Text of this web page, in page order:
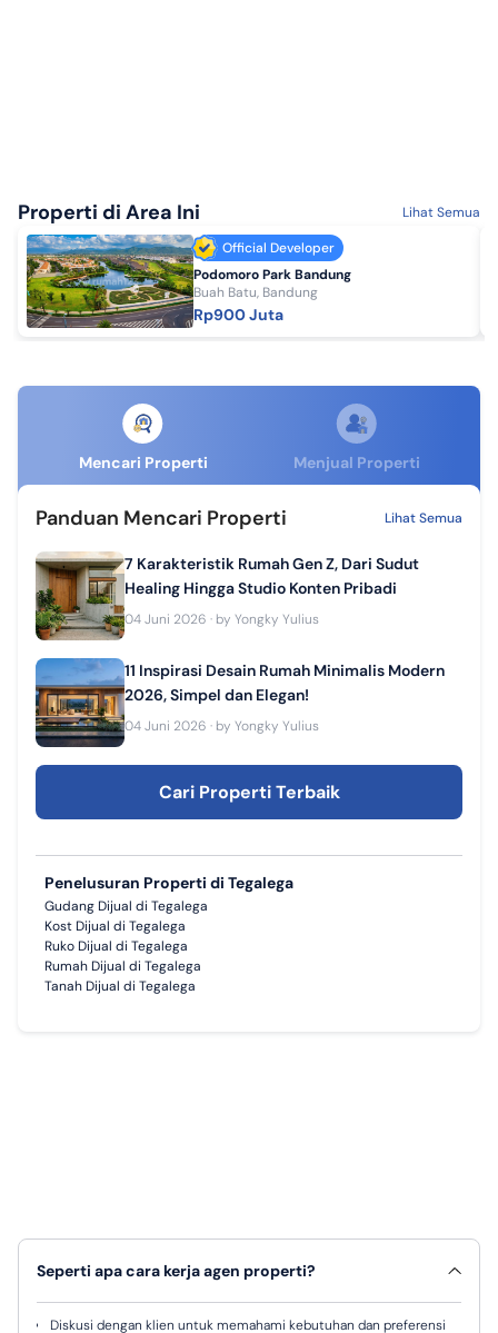
Properti di Area Ini
Lihat Semua
Official Developer
Podomoro Park Bandung
Buah Batu, Bandung
Rp900 Juta
Mencari Properti Menjual Properti
Panduan Mencari Properti Lihat Semua
7 Karakteristik Rumah Gen Z, Dari Sudut
Healing Hingga Studio Konten Pribadi
04 Juni 2026 · by Yongky Yulius
11 Inspirasi Desain Rumah Minimalis Modern
2026, Simpel dan Elegan!
04 Juni 2026 · by Yongky Yulius
Cari Properti Terbaik
Penelusuran Properti di Tegalega
Gudang Dijual di Tegalega
Kost Dijual di Tegalega
Ruko Dijual di Tegalega
Rumah Dijual di Tegalega
Tanah Dijual di Tegalega
Seperti apa cara kerja agen properti?
Diskusi dengan klien untuk memahami kebutuhan dan preferensi